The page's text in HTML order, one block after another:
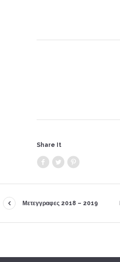
Share It
Μετεγγραφες 2018 – 2019